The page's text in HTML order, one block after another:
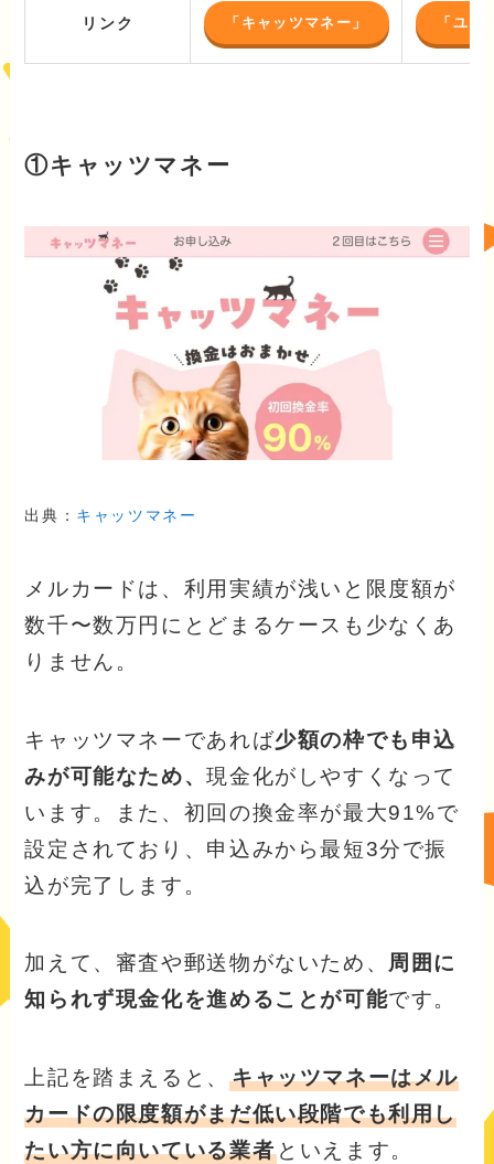
リンク 「キャッツマネー」 「ユー
①キャッツマネー
出典： キャッツマネー
メルカードは、利用実績が浅いと限度額が
数千〜数万円にとどまるケースも少なくあ
りません。
キャッツマネーであれば少額の枠でも申込
みが可能なため、現金化がしやすくなって
います。また、初回の換金率が最大91%で
設定されており、申込みから最短3分で振
込が完了します。
加えて、審査や郵送物がないため、 周囲に
知られず現金化を進めることが可能です。
上記を踏まえると、 キャッツマネーはメル
カードの限度額がまだ低い段階でも利用し
たい方に向いている業者 といえます。